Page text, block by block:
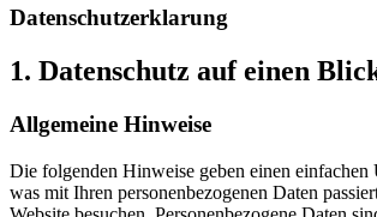
Datenschutzerklarung
1. Datenschutz auf einen
Allgemeine Hinweise
Die folgenden Hinweise geben einen einfachen
was mit Ihren personenbezogenen Daten